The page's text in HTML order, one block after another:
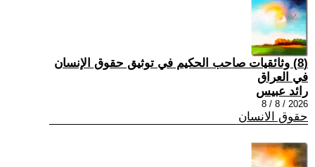
(8) وثائقيات صاحب الحكيم في توثيق حقوق الإنسان
في العراق
رائد عبيس
2026 / 8 / 8
حقوق الانسان